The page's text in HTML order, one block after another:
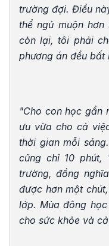
trường đợi. Điều
thể ngủ muộn
còn lại, tôi phải
phương án đều bất
"Cho con học gần
ưu vừa cho cả
thời gian mỗi
cũng chỉ 10
trường, đồng
được hơn một
lớp. Mùa đông
cho sức khỏe và